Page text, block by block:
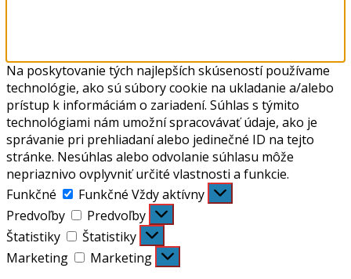
Na poskytovanie tých najlepších skúseností používame
technológie, ako sú súbory cookie na ukladanie a/alebo
prístup k informáciám o zariadení. Súhlas s týmito
technológiami nám umožní spracovávať údaje, ako je
správanie pri prehliadaní alebo jedinečné ID na tejto
stránke. Nesúhlas alebo odvolanie súhlasu môže
nepriaznivo ovplyvniť určité vlastnosti a funkcie.
Funkčné
Funkčné Vždy aktívny
Predvoľby
Predvoľby
Štatistiky
Štatistiky
Marketing
Marketing